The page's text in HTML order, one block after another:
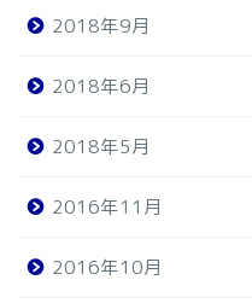
2018年9月
2018年6月
2018年5月
2016年11月
2016年10月